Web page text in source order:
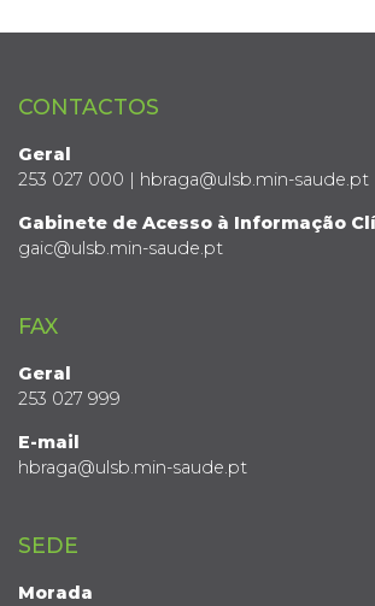
CONTACTOS
Geral
253 027 000 | hbraga@ulsb.min-saude.pt
Gabinete de Acesso à Informação
gaic@ulsb.min-saude.pt
FAX
Geral
253 027 999
E-mail
hbraga@ulsb.min-saude.pt
SEDE
Morada